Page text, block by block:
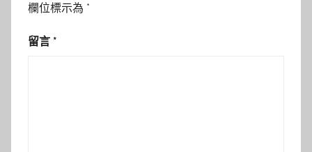
欄位標示為 *
留言 *